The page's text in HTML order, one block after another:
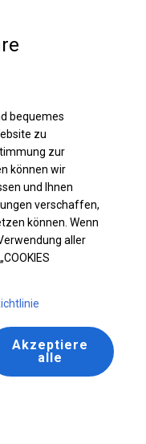
BESTSELLER
bequemes
zu
zur
können wir
und Ihnen
verschaffen,
können. Wenn
aller
Akzeptiere
alle